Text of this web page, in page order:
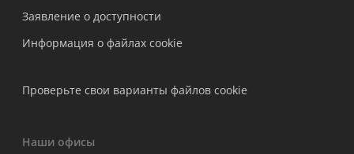
Заявление о доступности
Информация о файлах cookie
Проверьте свои варианты файлов cookie
Наши офисы